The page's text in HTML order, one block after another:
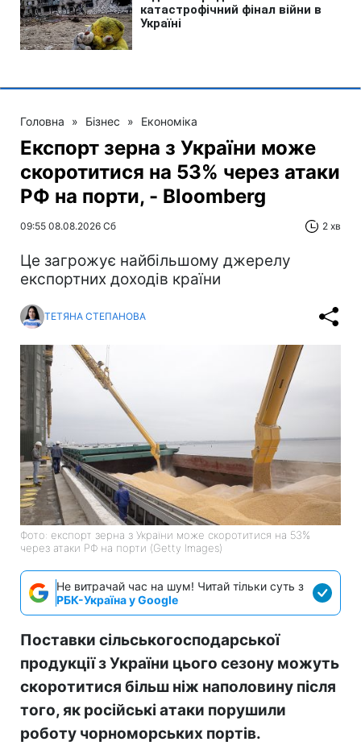
Головна » Бізнес » Економіка
Експорт зерна з України може
скоротитися на 53% через атаки
РФ на порти, - Bloomberg
09:55 08.08.2026 Сб 2 хв
Це загрожує найбільшому джерелу
експортних доходів країни
ТЕТЯНА СТЕПАНОВА
Фото: експорт зерна з України може скоротитися на 53%
через атаки РФ на порти (Getty Images)
Не витрачай час на шум! Читай тільки суть з
РБК-Україна у Google
Поставки сільськогосподарської
продукції з України цього сезону можуть
скоротитися більш ніж наполовину після
того, як російські атаки порушили
роботу чорноморських портів.